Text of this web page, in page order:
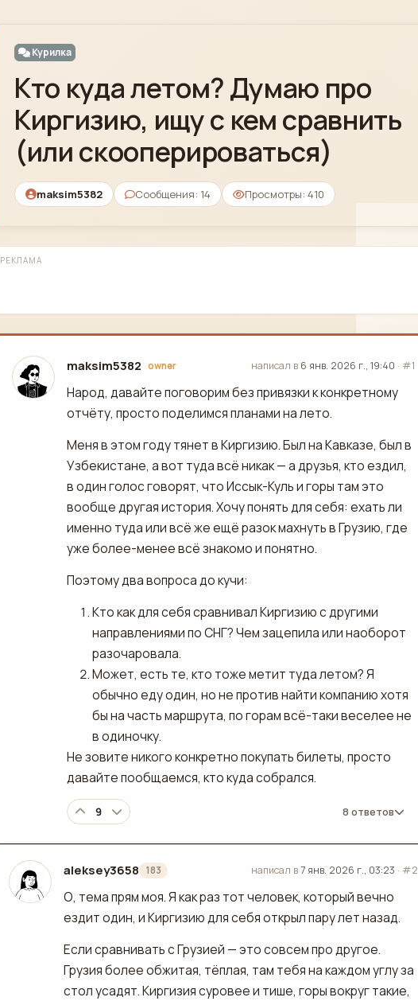
Курилка
Кто куда летом? Думаю про
Киргизию, ищу с кем сравнить
(или скооперироваться)
maksim5382 Сообщения: 14 Просмотры: 410
РЕКЛАМА
maksim5382 owner
отредактировано написал в 6 янв. 2026 г., 19:40 · #1
Народ, давайте поговорим без привязки к конкретному
отчёту, просто поделимся планами на лето.
Меня в этом году тянет в Киргизию. Был на Кавказе, был в
Узбекистане, а вот туда всё никак — а друзья, кто ездил,
в один голос говорят, что Иссык-Куль и горы там это
вообще другая история. Хочу понять для себя: ехать ли
именно туда или всё же ещё разок махнуть в Грузию, где
уже более-менее всё знакомо и понятно.
Поэтому два вопроса до кучи:
Кто как для себя сравнивал Киргизию с другими
направлениями по СНГ? Чем зацепила или наоборот
разочаровала.
Может, есть те, кто тоже метит туда летом? Я
обычно еду один, но не против найти компанию хотя
бы на часть маршрута, по горам всё-таки веселее не
в одиночку.
Не зовите никого конкретно покупать билеты, просто
давайте пообщаемся, кто куда собрался.
9 8 ответов
aleksey3658 183
отредактировано написал в7 янв. 2026 г., 03:23 · #2
О, тема прям моя. Я как раз тот человек, который вечно
ездит один, и Киргизию для себя открыл пару лет назад.
Если сравнивать с Грузией — это совсем про другое.
Грузия более обжитая, тёплая, там тебя на каждом углу за
стол усадят. Киргизия суровее и тише, горы вокруг такие,